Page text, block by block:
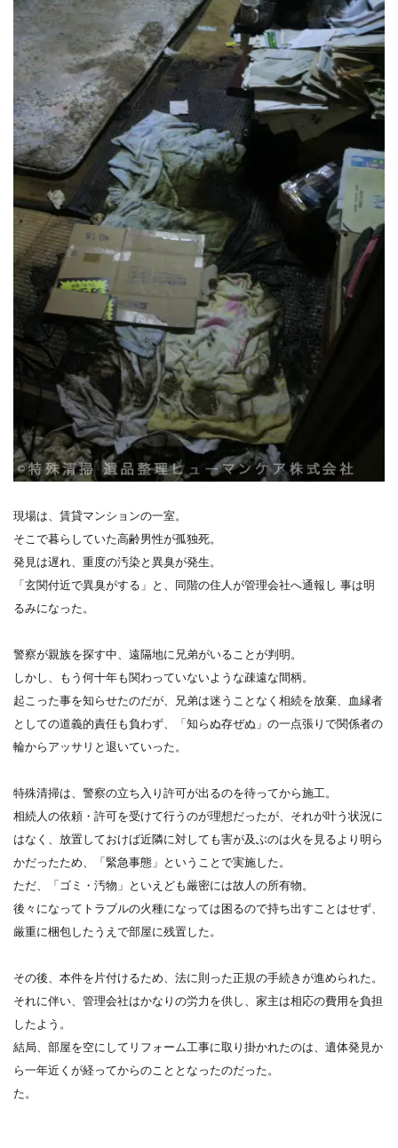
現場は、賃貸マンションの一室。
そこで暮らしていた高齢男性が孤独死。
発見は遅れ、重度の汚染と異臭が発生。
「玄関付近で異臭がする」と、同階の住人が管理会社へ通報し 事は明
るみになった。
警察が親族を探す中、遠隔地に兄弟がいることが判明。
しかし、もう何十年も関わっていないような疎遠な間柄。
起こった事を知らせたのだが、兄弟は迷うことなく相続を放棄、血縁者
としての道義的責任も負わず、「知らぬ存ぜぬ」の一点張りで関係者の
輪からアッサリと退いていった。
特殊清掃は、警察の立ち入り許可が出るのを待ってから施工。
相続人の依頼・許可を受けて行うのが理想だったが、それが叶う状況に
はなく、放置しておけば近隣に対しても害が及ぶのは火を見るより明ら
かだったため、「緊急事態」ということで実施した。
ただ、「ゴミ・汚物」といえども厳密には故人の所有物。
後々になってトラブルの火種になっては困るので持ち出すことはせず、
厳重に梱包したうえで部屋に残置した。
その後、本件を片付けるため、法に則った正規の手続きが進められた。
それに伴い、管理会社はかなりの労力を供し、家主は相応の費用を負担
したよう。
結局、部屋を空にしてリフォーム工事に取り掛かれたのは、遺体発見か
ら一年近くが経ってからのこととなったのだった。
た。